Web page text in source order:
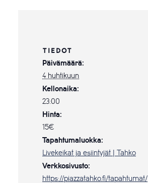
TIEDOT
Päivämäärä:
4 huhtikuun
Kellonaika:
23:00
Hinta:
15€
Tapahtumaluokka:
Livekeikat ja esiintyjät | Tahko
Verkkosivusto:
https://piazzatahko.fi/tapahtumat/